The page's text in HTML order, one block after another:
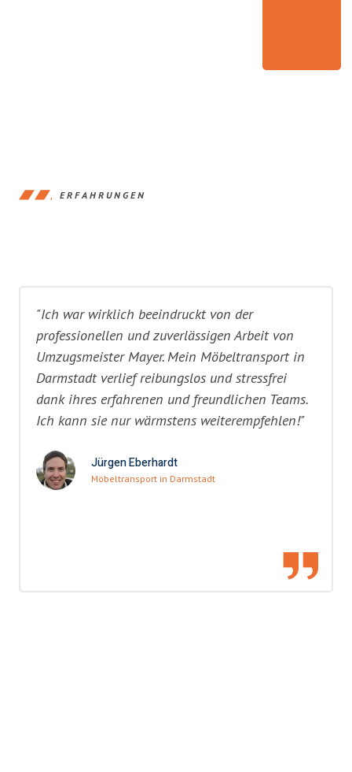
ERFAHRUNGEN
"Ich war wirklich beeindruckt von der
professionellen und zuverlässigen Arbeit von
Umzugsmeister Mayer. Mein Möbeltransport in
Darmstadt verlief reibungslos und stressfrei
dank ihres erfahrenen und freundlichen Teams.
Ich kann sie nur wärmstens weiterempfehlen!"
Jürgen Eberhardt
Möbeltransport in Darmstadt